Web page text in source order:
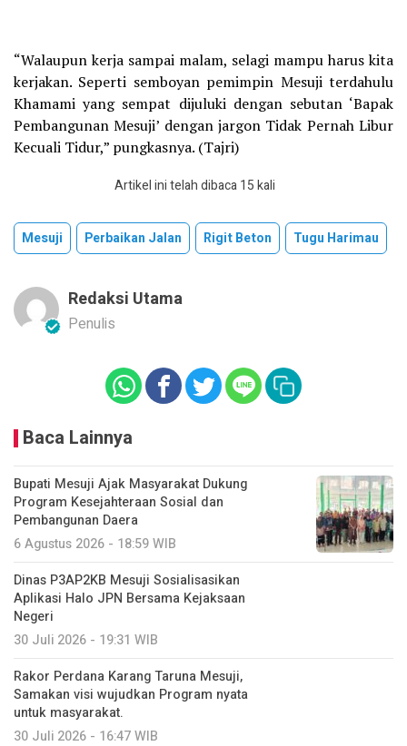
“Walaupun kerja sampai malam, selagi mampu harus kita
kerjakan. Seperti semboyan pemimpin Mesuji terdahulu
Khamami yang sempat dijuluki dengan sebutan ‘Bapak
Pembangunan Mesuji’ dengan jargon Tidak Pernah Libur
Kecuali Tidur,” pungkasnya. (Tajri)
Artikel ini telah dibaca 15 kali
Mesuji Perbaikan Jalan Rigit Beton Tugu Harimau
Redaksi Utama
Penulis
Baca Lainnya
Bupati Mesuji Ajak Masyarakat Dukung
Program Kesejahteraan Sosial dan
Pembangunan Daera
6 Agustus 2026 - 18:59 WIB
Dinas P3AP2KB Mesuji Sosialisasikan
Aplikasi Halo JPN Bersama Kejaksaan
Negeri
30 Juli 2026 - 19:31 WIB
Rakor Perdana Karang Taruna Mesuji,
Samakan visi wujudkan Program nyata
untuk masyarakat.
30 Juli 2026 - 16:47 WIB